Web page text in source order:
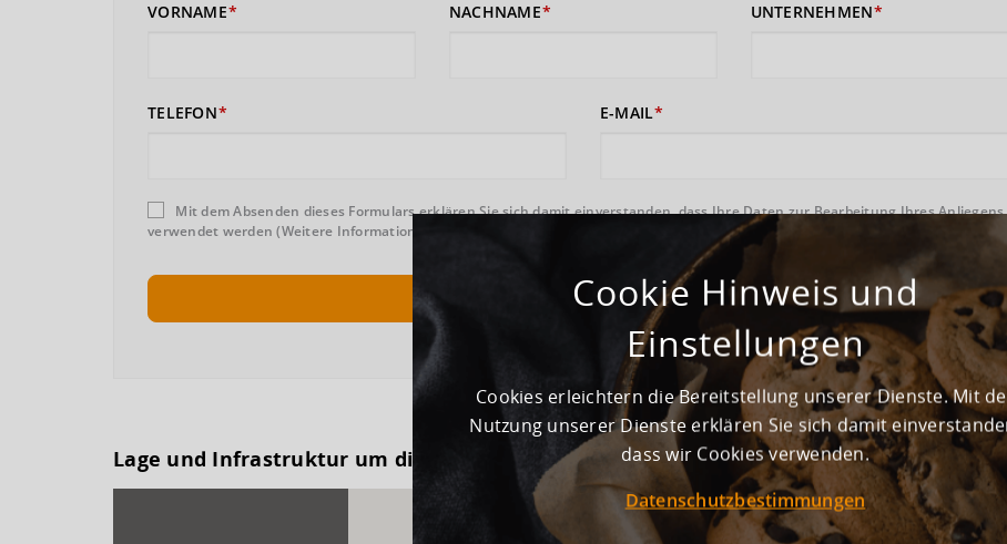
VORNAME NACHNAME UNTERNEHMEN
TELEFON E-MAIL
Mit dem Absenden dieses Formulars erklären Sie sich damit einverstanden, dass Ihre Daten zur Bearbeitung Ihres Anliegens
verwendet werden (Weitere Informationen und Widerrufshinweise finden Sie in der
Datenschutzerklärung
ABSENDEN
Lage und Infrastruktur um dieses Gewerbegebiet
Cookie Hinweis und
Einstellungen
Cookies erleichtern die Bereitstellung unserer Dienste. Mit
Nutzung unserer Dienste erklären Sie sich damit
dass wir Cookies verwenden.
Datenschutzbestimmungen